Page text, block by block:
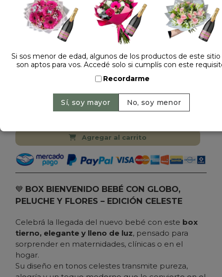
1 opinión +
Dejá tu opinión
ARREGLO DE FLORES DE ESTACION Y GLOBO
CON PELUCHE CELESTE
Precio: $ 159.000-$ 179.000 11% OFF
Agregar al carrito
💙 BOX BIENVENIDO BEBÉ CON GLOBO,
PELUCHE Y FLORES – EDICIÓN CELESTE
Celebrá la llegada del nuevo bebé con este box
tierno, elegante y lleno de luz, pensado para
sorprender en maternidades, clínicas o en el
hogar.
Su diseño en tonos celestes transmite pureza,
Si sos menor de edad, algunos de los productos de este
son aptos para vos. Accedé solo si cumplís con este
Recordarme